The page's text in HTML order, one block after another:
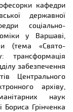
кафедри
державної
соціально-
у Варшаві,
(тема «Свято-
трансформація
забезпечення
Центрального
архіву,
наук
Бориса Грінченка